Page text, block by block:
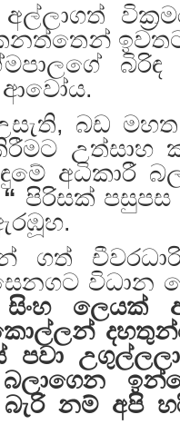
ආවෝය.
බඩ
උත්සාහ
අධිකාරී
පිරිසක් පසුපස
විධාන
සිංහ ලෙයක්
පවා උගුල්ලලා
බලාගෙන
බැරි නම් අපි